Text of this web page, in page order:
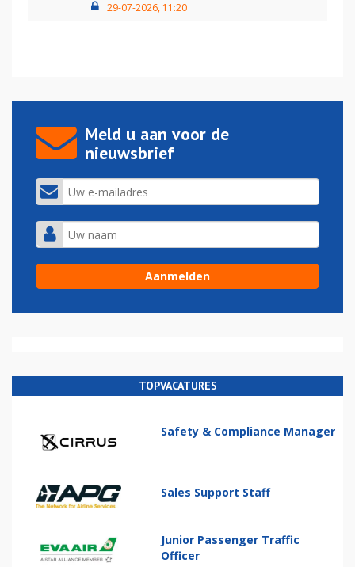
29-07-2026, 11:20
Meld u aan voor de
nieuwsbrief
TOPVACATURES
Safety & Compliance Manager
Sales Support Staff
Junior Passenger Traffic
Officer